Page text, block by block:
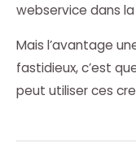
webservice dans
Mais l’avantage
fastidieux, c’est
peut utiliser ces